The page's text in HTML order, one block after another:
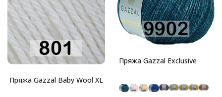
Пряжа Gazzal Baby Wool XL
Пряжа Gazzal Exclusive